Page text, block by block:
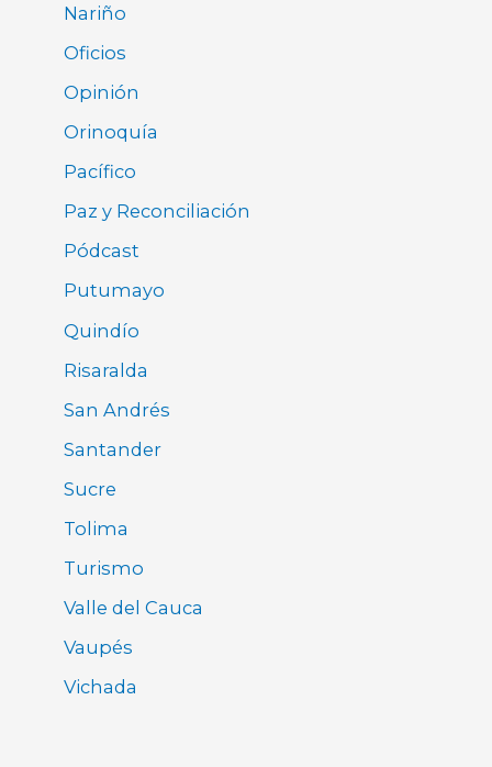
Nariño
Oficios
Opinión
Orinoquía
Pacífico
Paz y Reconciliación
Pódcast
Putumayo
Quindío
Risaralda
San Andrés
Santander
Sucre
Tolima
Turismo
Valle del Cauca
Vaupés
Vichada